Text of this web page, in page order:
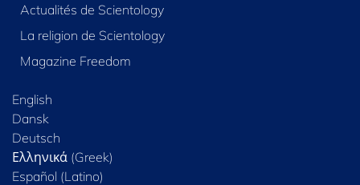
Actualités de Scientology
La religion de Scientology
Magazine Freedom
English
Dansk
Deutsch
Ελληνικά (Greek)
Español (Latino)